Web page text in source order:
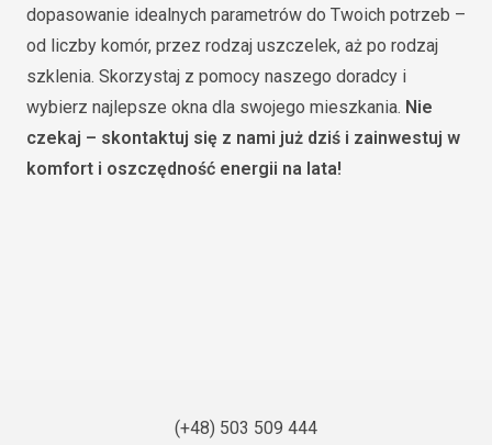
dopasowanie idealnych parametrów do Twoich potrzeb –
od liczby komór, przez rodzaj uszczelek, aż po rodzaj
szklenia. Skorzystaj z pomocy naszego doradcy i
wybierz najlepsze okna dla swojego mieszkania. Nie
czekaj – skontaktuj się z nami już dziś i zainwestuj w
komfort i oszczędność energii na lata!
(+48) 503 509 444